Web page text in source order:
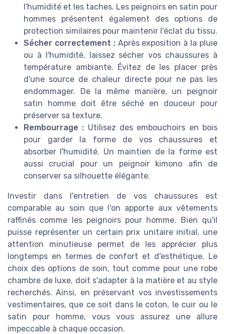
l'humidité et les taches. Les peignoirs en satin pour
hommes présentent également des options de
protection similaires pour maintenir l'éclat du tissu.
Sécher correctement :Après exposition à la pluie
ou à l'humidité, laissez sécher vos chaussures à
température ambiante. Évitez de les placer près
d'une source de chaleur directe pour ne pas les
endommager. De la même manière, un peignoir
satin homme doit être séché en douceur pour
préserver sa texture.
Rembourrage : Utilisez des embouchoirs en bois
pour garder la forme de vos chaussures et
absorber l'humidité. Un maintien de la forme est
aussi crucial pour un peignoir kimono afin de
conserver sa silhouette élégante.
Investir dans l'entretien de vos chaussures est
comparable au soin que l'on apporte aux vêtements
raffinés comme les peignoirs pour homme. Bien qu'il
puisse représenter un certain prix unitaire initial, une
attention minutieuse permet de les apprécier plus
longtemps en termes de confort et d'esthétique. Le
choix des options de soin, tout comme pour une robe
chambre de luxe, doit s'adapter à la matière et au style
recherchés. Ainsi, en préservant vos investissements
vestimentaires, que ce soit dans le coton, le cuir ou le
satin pour homme, vous vous assurez une allure
impeccable à chaque occasion.